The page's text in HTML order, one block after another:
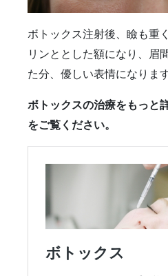
ボトックス注射後、瞼も重
リンととした額になり、眉
た分、優しい表情になります
ボトックスの治療をもっと
をご覧ください。